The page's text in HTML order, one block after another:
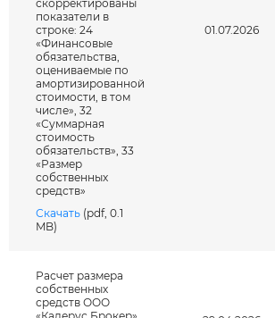
скорректированы
показатели в
строке: 24
«Финансовые
обязательства,
оцениваемые по
амортизированной
стоимости, в том
числе», 32
«Суммарная
стоимость
обязательств», 33
«Размер
собственных
средств»
Скачать (pdf, 0.1
MB)
01.07.2026
Расчет размера
собственных
средств ООО